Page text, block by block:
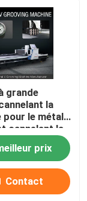
grande
la
pour le métal
cannelant la
prix
Contact